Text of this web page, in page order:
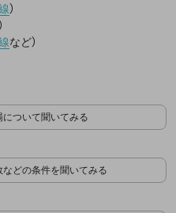
）
）
など）
について聞いてみる
などの条件を聞いてみる